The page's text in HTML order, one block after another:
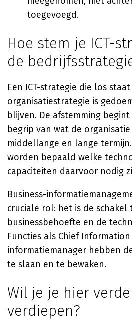
toegevoegd.
Hoe stem je ICT-
de
Een ICT-strategie die los
organisatiestrategie is
blijven. De afstemming
begrip van wat de
middellange en lange termijn.
worden bepaald welke
capaciteiten daarvoor nodig
Business-
cruciale rol: het is de schakel
businessbehoefte en de
Functies als Chief
informatiemanager hebben
te slaan en te bewaken.
Wil je je hier
verdiepen?